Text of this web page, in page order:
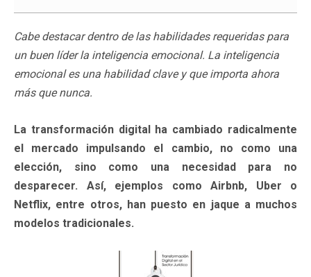
Cabe destacar dentro de las habilidades requeridas para
un buen líder la inteligencia emocional. La inteligencia
emocional es una habilidad clave y que importa ahora
más que nunca.
La transformación digital ha cambiado radicalmente
el mercado impulsando el cambio, no como una
elección, sino como una necesidad para no
desparecer. Así, ejemplos como Airbnb, Uber o
Netflix, entre otros, han puesto en jaque a muchos
modelos tradicionales.